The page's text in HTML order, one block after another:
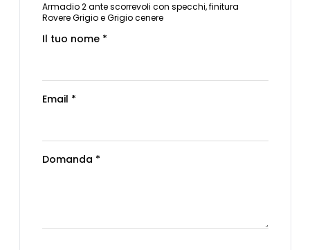
Armadio 2 ante scorrevoli con specchi, finitura
Rovere Grigio e Grigio cenere
Il tuo nome *
Email *
Domanda *